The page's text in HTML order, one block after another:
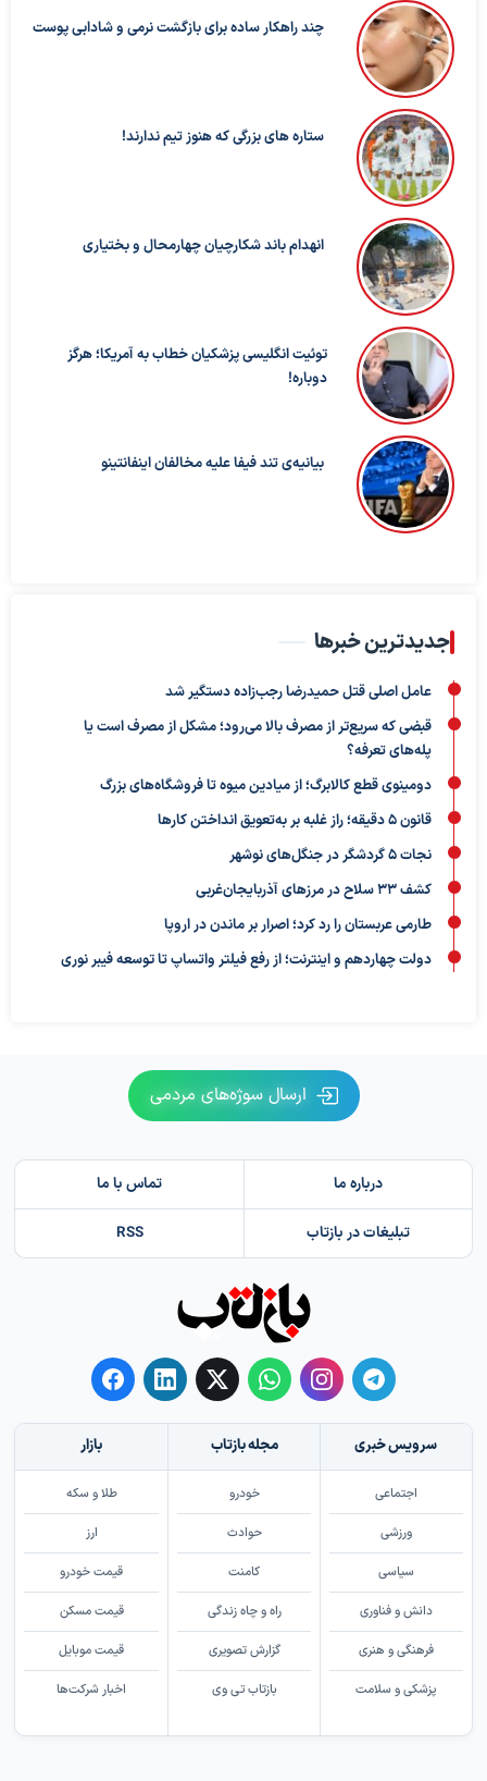
چند راهکار ساده برای بازگشت نرمی و شادابی پوست
ستاره های بزرگی که هنوز تیم ندارند!
انهدام باند شکارچیان چهارمحال و بختیاری
توئیت انگلیسی پزشکیان خطاب به آمریکا؛ هرگز
دوباره!
بیانیه‌ی تند فیفا علیه مخالفان اینفانتینو
جدیدترین خبرها
عامل اصلی قتل حمیدرضا رجب‌زاده دستگیر شد
قبضی که سریع‌تر از مصرف بالا می‌رود؛ مشکل از مصرف است یا
پله‌های تعرفه؟
دومینوی قطع کالابرگ؛ از میادین میوه تا فروشگاه‌های بزرگ
قانون ۵ دقیقه؛ راز غلبه بر به‌تعویق‌ انداختن کارها
نجات ۵ گردشگر در جنگل‌های نوشهر
کشف ۳۳ سلاح در مرزهای آذربایجان‌غربی
طارمی عربستان را رد کرد؛ اصرار بر ماندن در اروپا
دولت چهاردهم و اینترنت؛ از رفع فیلتر واتساپ تا توسعه فیبر نوری
ارسال سوژه‌های مردمی
درباره ما تماس با ما
تبلیغات در بازتاب RSS
سرویس خبری
اجتماعی
ورزشی
سیاسی
دانش و فناوری
فرهنگی و هنری
پزشکی و سلامت
مجله بازتاب
خودرو
حوادث
کامنت
راه و چاه زندگی
گزارش تصویری
بازتاب تی وی
بازار
طلا و سکه
ارز
قیمت خودرو
قیمت مسکن
قیمت موبایل
اخبار شرکت‌ها